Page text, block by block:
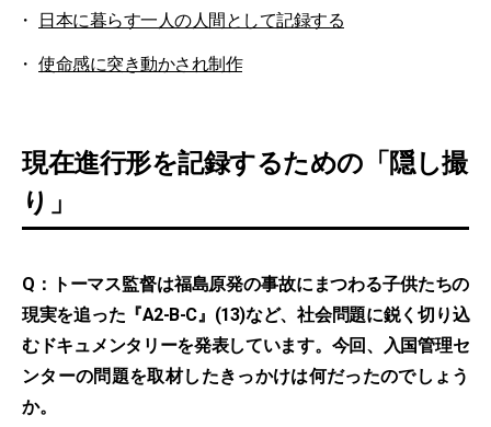
日本に暮らす一人の人間として記録する
使命感に突き動かされ制作
現在進行形を記録するための「隠し撮
り」
Q：トーマス監督は福島原発の事故にまつわる子供たちの
現実を追った『A2-B-C』(13)など、社会問題に鋭く切り込
むドキュメンタリーを発表しています。今回、入国管理セ
ンターの問題を取材したきっかけは何だったのでしょう
か。